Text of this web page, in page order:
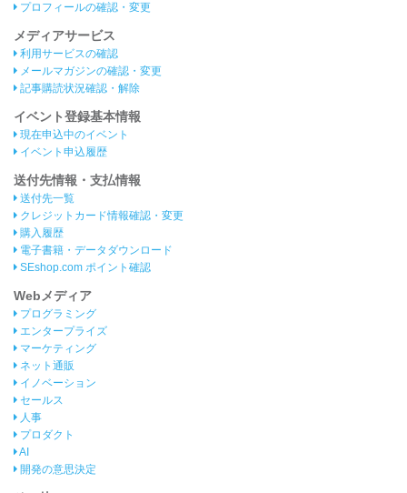
プロフィールの確認・変更
メディアサービス
利用サービスの確認
メールマガジンの確認・変更
記事購読状況確認・解除
イベント登録基本情報
現在申込中のイベント
イベント申込履歴
送付先情報・支払情報
送付先一覧
クレジットカード情報確認・変更
購入履歴
電子書籍・データダウンロード
SEshop.com ポイント確認
Webメディア
プログラミング
エンタープライズ
マーケティング
ネット通販
イノベーション
セールス
人事
プロダクト
AI
開発の意思決定